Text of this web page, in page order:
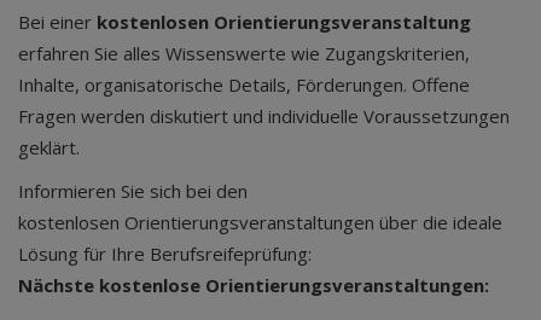
Bei einer kostenlosen Orientierungsveranstaltung
erfahren Sie alles Wissenswerte wie Zugangskriterien,
Inhalte, organisatorische Details, Förderungen. Offene
Fragen werden diskutiert und individuelle Voraussetzungen
geklärt.
Informieren Sie sich bei den
kostenlosen Orientierungsveranstaltungen über die ideale
Lösung für Ihre Berufsreifeprüfung:
Nächste kostenlose Orientierungsveranstaltungen: